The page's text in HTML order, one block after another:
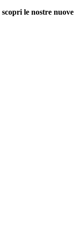
scopri le nostre nuove